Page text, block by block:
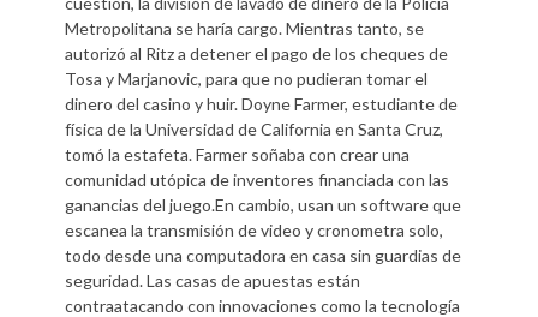
Metropolitana se haría cargo. Mientras tanto, se
autorizó al Ritz a detener el pago de los cheques de
Tosa y Marjanovic, para que no pudieran tomar el
dinero del casino y huir. Doyne Farmer, estudiante de
física de la Universidad de California en Santa Cruz,
tomó la estafeta. Farmer soñaba con crear una
comunidad utópica de inventores financiada con las
ganancias del juego.En cambio, usan un software que
escanea la transmisión de video y cronometra solo,
todo desde una computadora en casa sin guardias de
seguridad. Las casas de apuestas están
contraatacando con innovaciones como la tecnología